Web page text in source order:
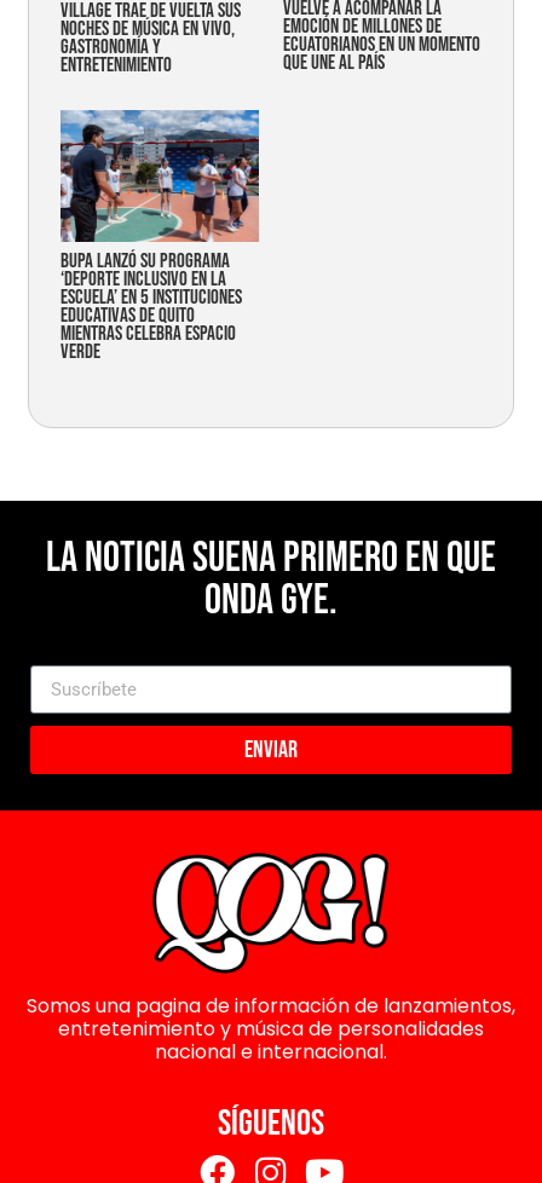
Village trae de vuelta sus
noches de música en vivo,
gastronomía y
entretenimiento
vuelve a acompañar la
emoción de millones de
ecuatorianos en un momento
que une al país
Bupa lanzó su programa
‘Deporte Inclusivo en la
Escuela’ en 5 instituciones
educativas de Quito
mientras celebra espacio
verde
La noticia suena primero en Que
Onda Gye.
Enviar
Somos una pagina de información de lanzamientos,
entretenimiento y música de personalidades
nacional e internacional.
SÍGUENOS